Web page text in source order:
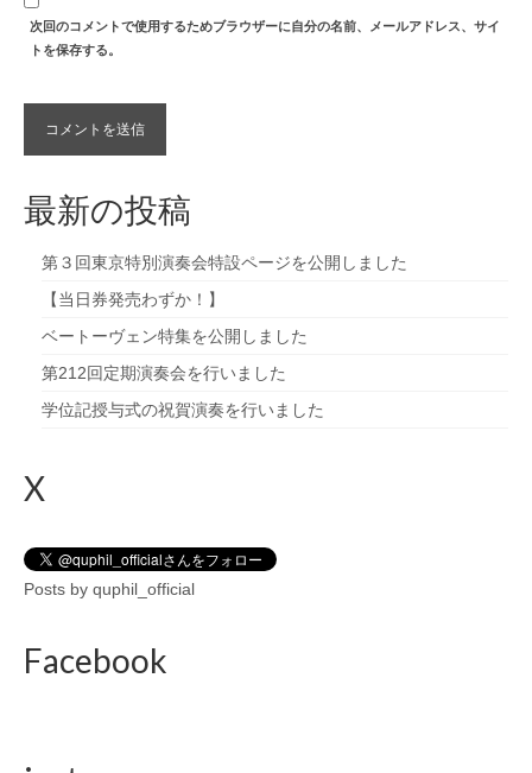
次回のコメントで使用するためブラウザーに自分の名前、メールアドレス、サイ
トを保存する。
最新の投稿
第３回東京特別演奏会特設ページを公開しました
【当日券発売わずか！】
ベートーヴェン特集を公開しました
第212回定期演奏会を行いました
学位記授与式の祝賀演奏を行いました
X
Posts by quphil_official
Facebook